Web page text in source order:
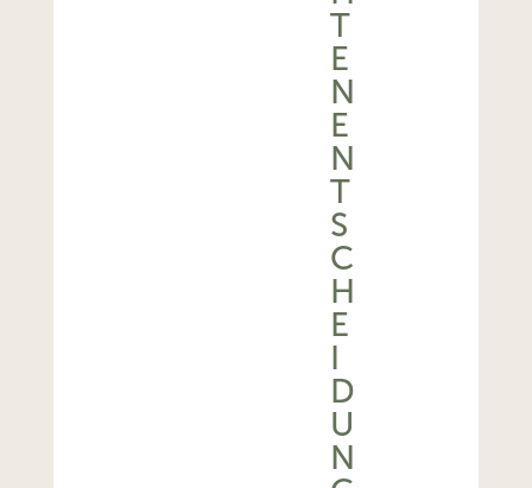
T
E
N
E
N
T
S
C
H
E
I
D
U
N